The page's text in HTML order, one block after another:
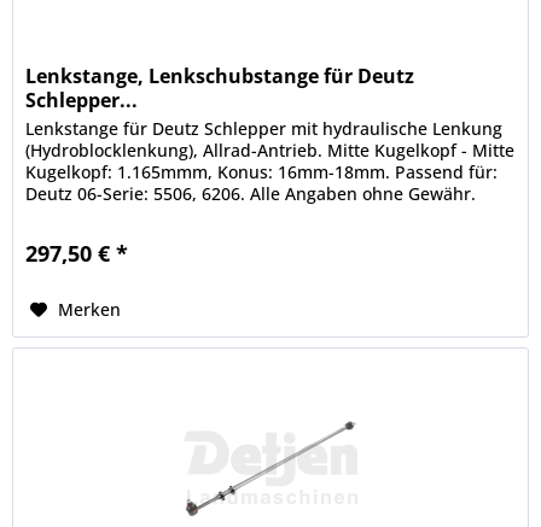
Lenkstange, Lenkschubstange für Deutz
Schlepper...
Lenkstange für Deutz Schlepper mit hydraulische Lenkung
(Hydroblocklenkung), Allrad-Antrieb. Mitte Kugelkopf - Mitte
Kugelkopf: 1.165mmm, Konus: 16mm-18mm. Passend für:
Deutz 06-Serie: 5506, 6206. Alle Angaben ohne Gewähr.
297,50 € *
Merken